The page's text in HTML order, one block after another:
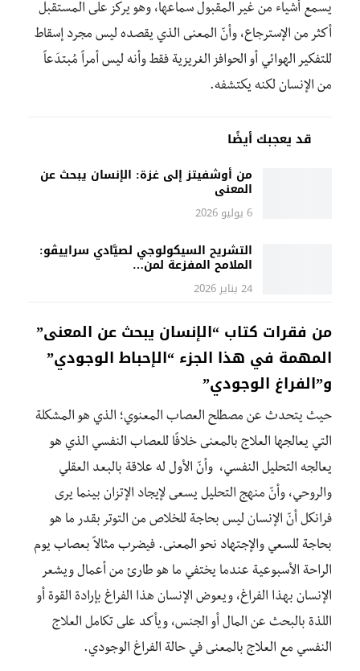
يسمع أشياء من غير المقبول سماعها، وهو يركز على المستقبل
أكثر من الإسترجاع، وأنّ المعنى الذي يقصده ليس مجرد إسقاط
للتفكير الهوائي أو الحوافز الغريزية فقط وأنه ليس أمراً مُبتدَعاً
من الإنسان لكنه يكتشفه.
قد يعجبك أيضًا
من أوشفيتز إلى غزة: الإنسان يبحث عن
المعنى
6 يوليو 2026
التشريح السيكولوجي لصيَّادي سراييڤو:
الملامح المفزعة لمن…
24 يناير 2026
من فقرات كتاب “الإنسان يبحث عن المعنى”
المهمة في هذا الجزء “الإحباط الوجودي”
و”الفراغ الوجودي”
حيث يتحدث عن مصطلح العصاب المعنوي؛ الذي هو المشكلة
التي يعالجها العلاج بالمعنى خلافًا للعصاب النفسي الذي هو
يعالجه التحليل النفسي، وأنّ الأول له علاقة بالبعد العقلي
والروحي، وأنّ منهج التحليل يسعى لإيجاد الإتزان بينما يرى
فرانكل أنّ الإنسان ليس بحاجة للخلاص من التوتر بقدر ما هو
بحاجة للسعي والإجتهاد نحو المعنى. فيضرب مثالاً بعصاب يوم
الراحة الأسبوعية عندما يختفي ما هو طارئ من أعمال ويشعر
الإنسان بهذا الفراغ، ويعوض الإنسان هذا الفراغ بإرادة القوة أو
اللذة بالبحث عن المال أو الجنس، ويأكد على تكامل العلاج
النفسي مع العلاج بالمعنى في حالة الفراغ الوجودي.